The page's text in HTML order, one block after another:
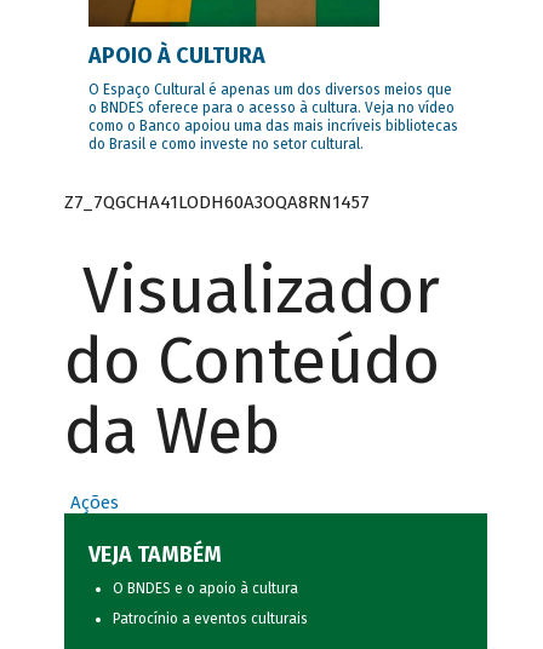
APOIO À CULTURA
O Espaço Cultural é apenas um dos diversos meios que
o BNDES oferece para o acesso à cultura. Veja no vídeo
como o Banco apoiou uma das mais incríveis bibliotecas
do Brasil e como investe no setor cultural.
Z7_7QGCHA41LODH60A3OQA8RN1457
Visualizador
do Conteúdo
da Web
Ações
VEJA TAMBÉM
O BNDES e o apoio à cultura
Patrocínio a eventos culturais